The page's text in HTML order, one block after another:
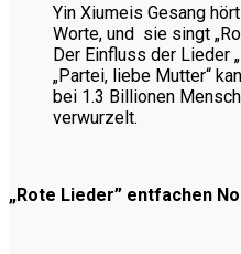
Yin Xiumeis Gesang
Worte, und sie singt
Der Einfluss der Lieder
„Partei, liebe Mutter“
bei 1.3 Billionen
verwurzelt.
„Rote Lieder” entfachen